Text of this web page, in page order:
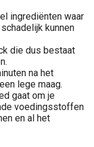
ingrediënten waar
kunnen
die dus bestaat
na het
lege maag.
gaat om je
voedingsstoffen
en al het